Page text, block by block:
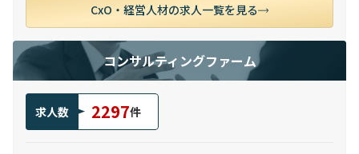
CxO・経営人材の求人一覧を見る
コンサルティングファーム
求人数 2297件